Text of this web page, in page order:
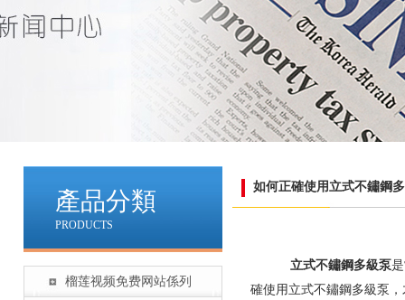
產品分類
PRODUCTS
榴莲视频免费网站係列
如何正確使用立式不鏽鋼
立式不鏽鋼多級泵
確使用立式不鏽鋼多級泵